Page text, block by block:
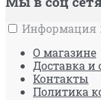
Информация
О магазине
Доставка и
Контакты
Политика